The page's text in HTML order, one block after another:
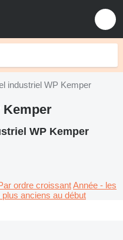
industriel WP Kemper
Kemper
WP Kemper
ordre croissantAnnée - les
anciens au début